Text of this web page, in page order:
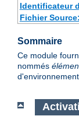
Identificateur
Fichier Source:
Sommaire
Ce module
nommés